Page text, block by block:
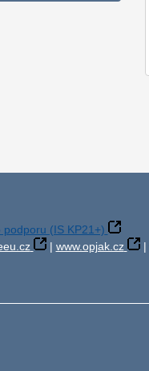
(IS KP21+)
| www.opjak.cz |